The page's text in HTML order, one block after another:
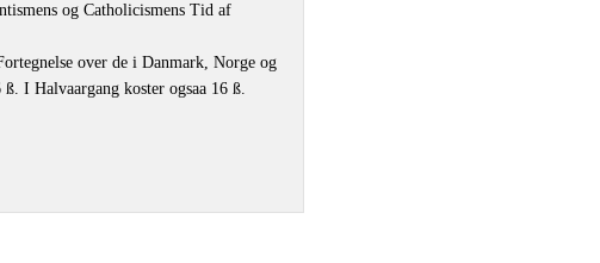
og Catholicismens Tid af
over de i Danmark, Norge og
I Halvaargang koster ogsaa 16 ß.